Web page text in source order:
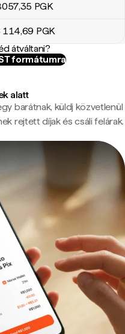
,35 PGK
114,69 PGK
átváltani?
formátumra
alatt
barátnak, küldj közvetlenül
rejtett díjak és csáli felárak.